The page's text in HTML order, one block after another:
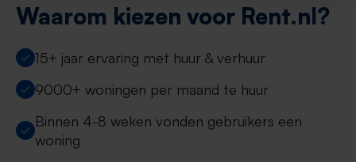
Waarom kiezen voor Rent.nl?
15+ jaar ervaring met huur & verhuur
9000+ woningen per maand te huur
Binnen 4-8 weken vonden gebruikers een
woning